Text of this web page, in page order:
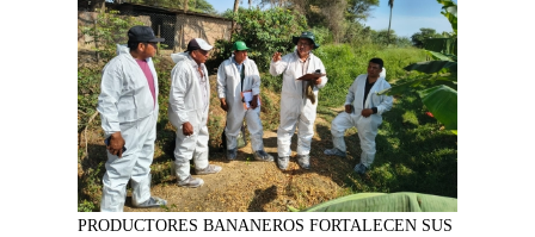
PRODUCTORES BANANEROS FORTALECEN SUS